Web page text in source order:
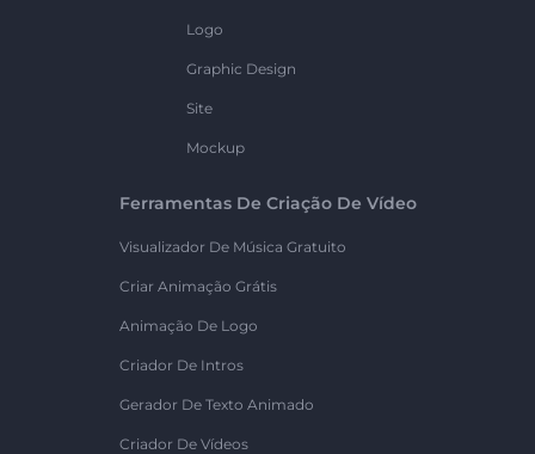
Logo
Graphic Design
Site
Mockup
Ferramentas De Criação De Vídeo
Visualizador De Música Gratuito
Criar Animação Grátis
Animação De Logo
Criador De Intros
Gerador De Texto Animado
Criador De Vídeos